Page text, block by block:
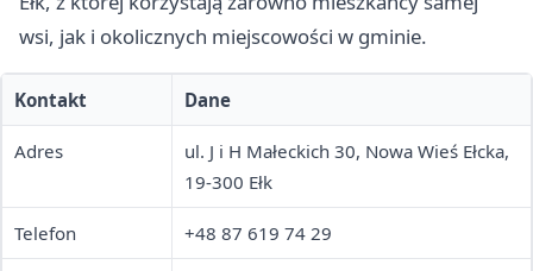
wsi, jak i okolicznych miejscowości w gminie.
Kontakt Dane
Adres
ul. J i H Małeckich 30, Nowa Wieś Ełcka,
19-300 Ełk
Telefon +48 87 619 74 29